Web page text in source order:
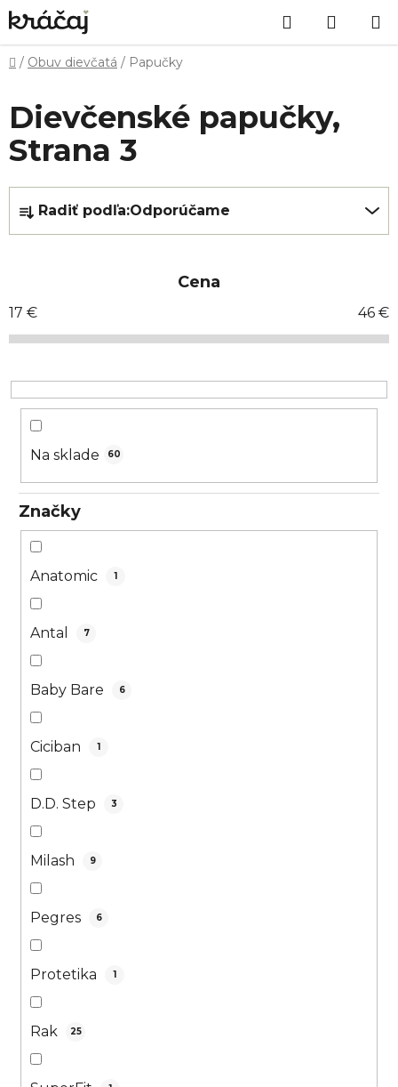
Prejsť
na
obsah
Hľadať
KOŠÍK
Domov
/ Obuv dievčatá / Papučky
Dievčenské papučky,
Strana 3
a
d
i
e
r
o
o
Radiť podľa:Odporúčame
Cena
17 € 46 €
Na sklade 60
Značky
Anatomic 1
Antal 7
Baby Bare 6
Ciciban 1
D.D. Step 3
Milash 9
Pegres 6
Protetika 1
Rak 25